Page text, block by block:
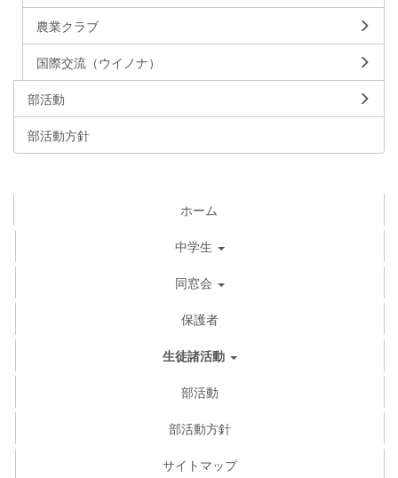
農業クラブ
国際交流（ウイノナ）
部活動
部活動方針
ホーム
中学生
同窓会
保護者
生徒諸活動
部活動
部活動方針
サイトマップ